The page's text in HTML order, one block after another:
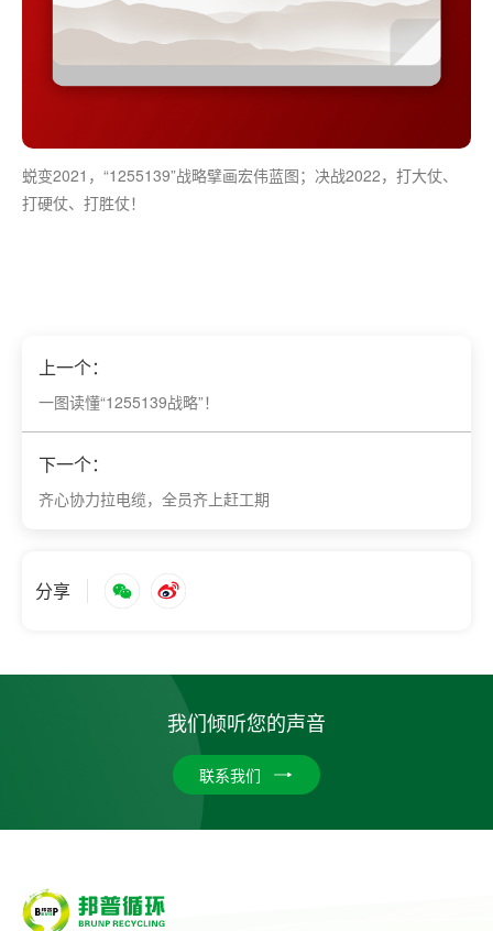
蜕变2021，“1255139”战略擘画宏伟蓝图；决战2022，打大仗、
打硬仗、打胜仗！
上一个：
一图读懂“1255139战略”！
下一个：
齐心协力拉电缆，全员齐上赶工期
分享
我们倾听您的声音
联系我们